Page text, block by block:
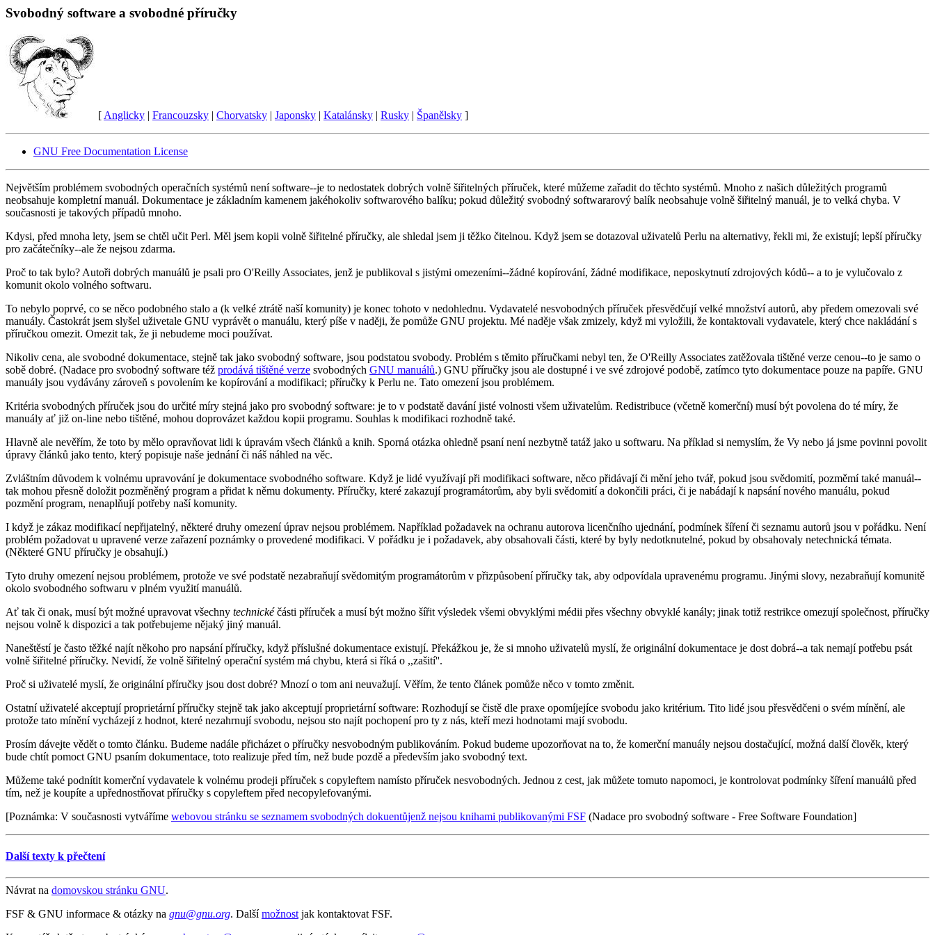
Svobodný software a svobodné příručky
[ Anglicky | Francouzsky | Chorvatsky | Japonsky | Katalánsky | Rusky | Španělsky ]
GNU Free Documentation License
Největším problémem svobodných operačních systémů není software--je to nedostatek dobrých volně šiřitelných příruček, které můžeme zařadit do těchto systémů. Mnoho z našich důležitých programů
neobsahuje kompletní manuál. Dokumentace je základním kamenem jakéhokoliv softwarového balíku; pokud důležitý svobodný softwararový balík neobsahuje volně šiřitelný manuál, je to velká chyba. V
současnosti je takových případů mnoho.
Kdysi, před mnoha lety, jsem se chtěl učit Perl. Měl jsem kopii volně šiřitelné příručky, ale shledal jsem ji těžko čitelnou. Když jsem se dotazoval uživatelů Perlu na alternativy, řekli mi, že existují; lepší příručky
pro začátečníky--ale že nejsou zdarma.
Proč to tak bylo? Autoři dobrých manuálů je psali pro O'Reilly Associates, jenž je publikoval s jistými omezeními--žádné kopírování, žádné modifikace, neposkytnutí zdrojových kódů-- a to je vylučovalo z
komunit okolo volného softwaru.
To nebylo poprvé, co se něco podobného stalo a (k velké ztrátě naší komunity) je konec tohoto v nedohlednu. Vydavatelé nesvobodných příruček přesvědčují velké množství autorů, aby předem omezovali své
manuály. Častokrát jsem slyšel uživetale GNU vyprávět o manuálu, který píše v naději, že pomůže GNU projektu. Mé naděje však zmizely, když mi vyložili, že kontaktovali vydavatele, který chce nakládání s
příručkou omezit. Omezit tak, že ji nebudeme moci používat.
Nikoliv cena, ale svobodné dokumentace, stejně tak jako svobodný software, jsou podstatou svobody. Problém s těmito příručkami nebyl ten, že O'Reilly Associates zatěžovala tištěné verze cenou--to je samo o
sobě dobré. (Nadace pro svobodný software též prodává tištěné verze svobodných GNU manuálů.) GNU příručky jsou ale dostupné i ve své zdrojové podobě, zatímco tyto dokumentace pouze na papíře. GNU
manuály jsou vydávány zároveň s povolením ke kopírování a modifikaci; příručky k Perlu ne. Tato omezení jsou problémem.
Kritéria svobodných příruček jsou do určité míry stejná jako pro svobodný software: je to v podstatě davání jisté volnosti všem uživatelům. Redistribuce (včetně komerční) musí být povolena do té míry, že
manuály ať již on-line nebo tištěné, mohou doprovázet každou kopii programu. Souhlas k modifikaci rozhodně také.
Hlavně ale nevěřím, že toto by mělo opravňovat lidi k úpravám všech článků a knih. Sporná otázka ohledně psaní není nezbytně tatáž jako u softwaru. Na příklad si nemyslím, že Vy nebo já jsme povinni povolit
úpravy článků jako tento, který popisuje naše jednání či náš náhled na věc.
Zvláštním důvodem k volnému upravování je dokumentace svobodného software. Když je lidé využívají při modifikaci software, něco přidávají či mění jeho tvář, pokud jsou svědomití, pozměmí také manuál--
tak mohou přesně doložit pozměněný program a přidat k němu dokumenty. Příručky, které zakazují programátorům, aby byli svědomití a dokončili práci, či je nabádají k napsání nového manuálu, pokud
pozmění program, nenaplňují potřeby naší komunity.
I když je zákaz modifikací nepřijatelný, některé druhy omezení úprav nejsou problémem. Například požadavek na ochranu autorova licenčního ujednání, podmínek šíření či seznamu autorů jsou v pořádku. Není
problém požadovat u upravené verze zařazení poznámky o provedené modifikaci. V pořádku je i požadavek, aby obsahovali části, které by byly nedotknutelné, pokud by obsahovaly netechnická témata.
(Některé GNU příručky je obsahují.)
Tyto druhy omezení nejsou problémem, protože ve své podstatě nezabraňují svědomitým programátorům v přizpůsobení příručky tak, aby odpovídala upravenému programu. Jinými slovy, nezabraňují komunitě
okolo svobodného softwaru v plném využití manuálů.
Ať tak či onak, musí být možné upravovat všechny technickéčásti příruček a musí být možno šířit výsledek všemi obvyklými médii přes všechny obvyklé kanály; jinak totiž restrikce omezují společnost, příručky
nejsou volně k dispozici a tak potřebujeme nějaký jiný manuál.
Naneštěstí je často těžké najít někoho pro napsání příručky, když příslušné dokumentace existují. Překážkou je, že si mnoho uživatelů myslí, že originální dokumentace je dost dobrá--a tak nemají potřebu psát
volně šiřitelné příručky. Nevidí, že volně šiřitelný operační systém má chybu, která si říká o ,,zašití''.
Proč si uživatelé myslí, že originální příručky jsou dost dobré? Mnozí o tom ani neuvažují. Věřím, že tento článek pomůže něco v tomto změnit.
Ostatní uživatelé akceptují proprietární příručky stejně tak jako akceptují proprietární software: Rozhodují se čistě dle praxe opomíjejíce svobodu jako kritérium. Tito lidé jsou přesvědčeni o svém mínění, ale
protože tato mínění vycházejí z hodnot, které nezahrnují svobodu, nejsou sto najít pochopení pro ty z nás, kteří mezi hodnotami mají svobodu.
Prosím dávejte vědět o tomto článku. Budeme nadále přicházet o příručky nesvobodným publikováním. Pokud budeme upozorňovat na to, že komerční manuály nejsou dostačující, možná další člověk, který
bude chtít pomoct GNU psaním dokumentace, toto realizuje před tím, než bude pozdě a především jako svobodný text.
Můžeme také podnítit komerční vydavatele k volnému prodeji příruček s copyleftem namísto příruček nesvobodných. Jednou z cest, jak můžete tomuto napomoci, je kontrolovat podmínky šíření manuálů před
tím, než je koupíte a upřednostňovat příručky s copyleftem před necopylefovanými.
[Poznámka: V současnosti vytváříme webovou stránku se seznamem svobodných dokuentůjenž nejsou knihami publikovanými FSF (Nadace pro svobodný software - Free Software Foundation]
Další texty k přečtení
Návrat na domovskou stránku GNU.
FSF & GNU informace & otázky na gnu@gnu.org. Dalšímožnost jak kontaktovat FSF.